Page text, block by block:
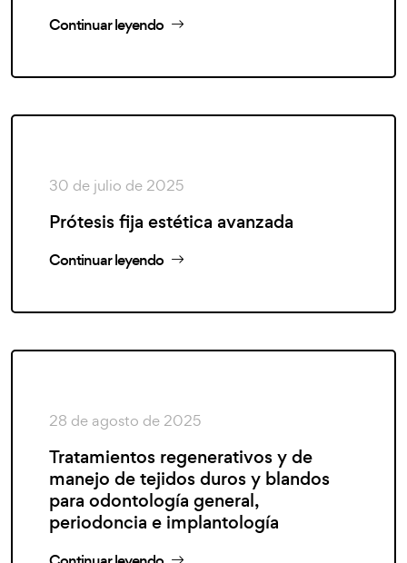
Continuar leyendo
30 de julio de 2025
Prótesis fija estética avanzada
Continuar leyendo
28 de agosto de 2025
Tratamientos regenerativos y de
manejo de tejidos duros y blandos
para odontología general,
periodoncia e implantología